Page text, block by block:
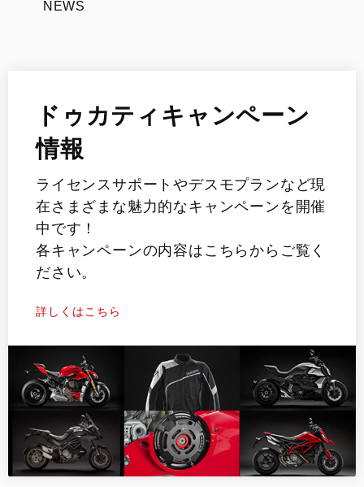
NEWS
ドゥカティキャンペーン
情報
ライセンスサポートやデスモプランなど現
在さまざまな魅力的なキャンペーンを開催
中です！
各キャンペーンの内容はこちらからご覧く
ださい。
詳しくはこちら